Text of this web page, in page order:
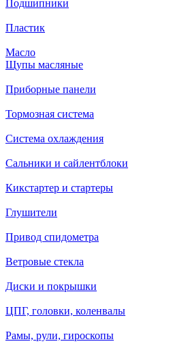
Подшипники
Пластик
Масло
Щупы масляные
Приборные панели
Тормозная система
Система охлаждения
Сальники и сайлентблоки
Кикстартер и стартеры
Глушители
Привод спидометра
Ветровые стекла
Диски и покрышки
ЦПГ, головки, коленвалы
Рамы, рули, гироскопы